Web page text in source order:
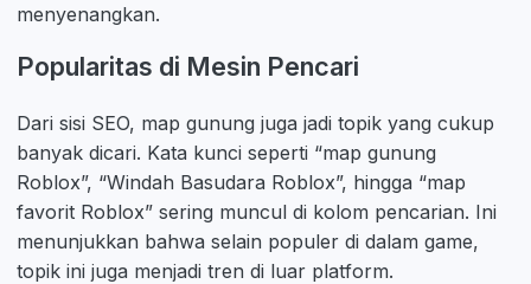
menyenangkan.
Popularitas di Mesin Pencari
Dari sisi SEO, map gunung juga jadi topik yang cukup
banyak dicari. Kata kunci seperti “map gunung
Roblox”, “Windah Basudara Roblox”, hingga “map
favorit Roblox” sering muncul di kolom pencarian. Ini
menunjukkan bahwa selain populer di dalam game,
topik ini juga menjadi tren di luar platform.